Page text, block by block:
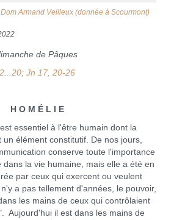
Armand Veilleux (donnée à Scourmont)
de Pâques
Jn 17, 20-26
H O M É L I E
à l'être humain dont la
un élément constitutif. De nos jours,
conserve toute l'importance
la vie humaine, mais elle a été en
par ceux qui exercent ou veulent
a pas tellement d'années, le pouvoir,
les mains de ceux qui contrôlaient
Aujourd'hui il est dans les mains de